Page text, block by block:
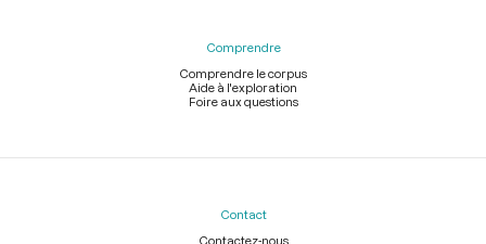
Comprendre
Comprendre le corpus
Aide à l'exploration
Foire aux questions
Contact
Contactez-nous